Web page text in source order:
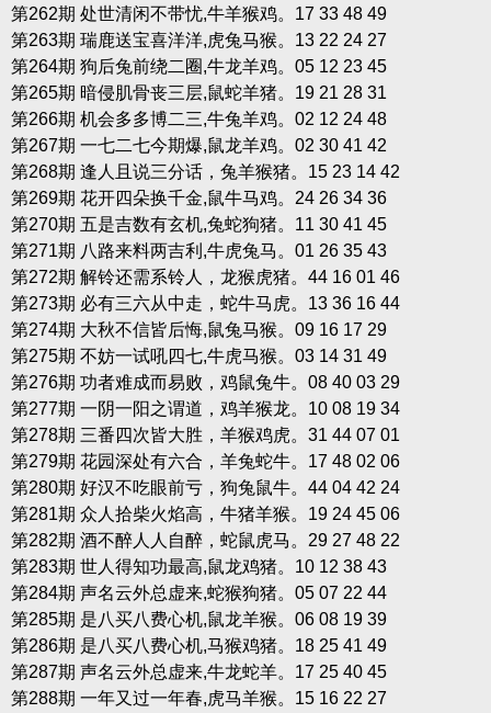
第262期 处世清闲不带忧,牛羊猴鸡。17 33 48 49
第263期 瑞鹿送宝喜洋洋,虎兔马猴。13 22 24 27
第264期 狗后兔前绕二圈,牛龙羊鸡。05 12 23 45
第265期 暗侵肌骨丧三层,鼠蛇羊猪。19 21 28 31
第266期 机会多多博二三,牛兔羊鸡。02 12 24 48
第267期 一七二七今期爆,鼠龙羊鸡。02 30 41 42
第268期 逢人且说三分话，兔羊猴猪。15 23 14 42
第269期 花开四朵换千金,鼠牛马鸡。24 26 34 36
第270期 五是吉数有玄机,兔蛇狗猪。11 30 41 45
第271期 八路来料两吉利,牛虎兔马。01 26 35 43
第272期 解铃还需系铃人，龙猴虎猪。44 16 01 46
第273期 必有三六从中走，蛇牛马虎。13 36 16 44
第274期 大秋不信皆后悔,鼠兔马猴。09 16 17 29
第275期 不妨一试吼四七,牛虎马猴。03 14 31 49
第276期 功者难成而易败，鸡鼠兔牛。08 40 03 29
第277期 一阴一阳之谓道，鸡羊猴龙。10 08 19 34
第278期 三番四次皆大胜，羊猴鸡虎。31 44 07 01
第279期 花园深处有六合，羊兔蛇牛。17 48 02 06
第280期 好汉不吃眼前亏，狗兔鼠牛。44 04 42 24
第281期 众人拾柴火焰高，牛猪羊猴。19 24 45 06
第282期 酒不醉人人自醉，蛇鼠虎马。29 27 48 22
第283期 世人得知功最高,鼠龙鸡猪。10 12 38 43
第284期 声名云外总虚来,蛇猴狗猪。05 07 22 44
第285期 是八买八费心机,鼠龙羊猴。06 08 19 39
第286期 是八买八费心机,马猴鸡猪。18 25 41 49
第287期 声名云外总虚来,牛龙蛇羊。17 25 40 45
第288期 一年又过一年春,虎马羊猴。15 16 22 27